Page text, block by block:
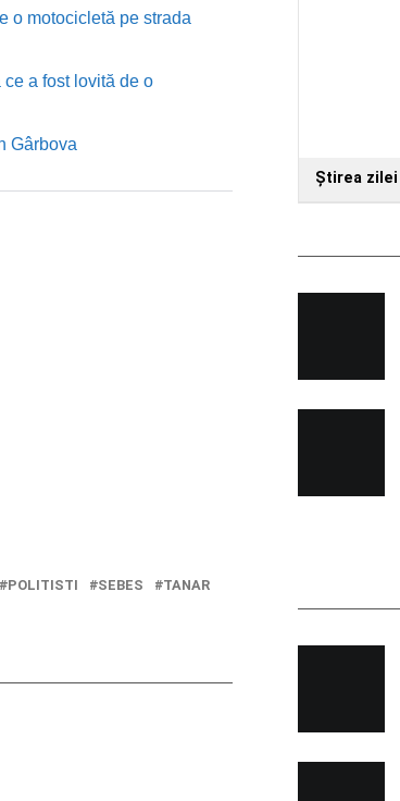
o motocicletă pe strada
a fost lovită de o
Gârbova
POLITISTI SEBES
TANAR
Ştirea zilei